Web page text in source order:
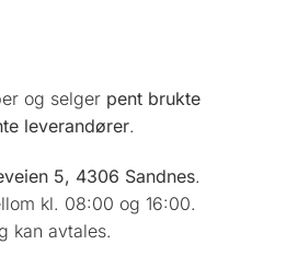
og selger pent brukte
leverandører.
5, 4306 Sandnes.
kl. 08:00 og 16:00.
kan avtales.